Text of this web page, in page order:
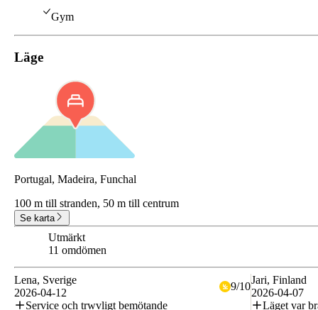
Gym
Läge
Portugal, Madeira, Funchal
100 m till stranden, 50 m till centrum
Se karta
Utmärkt
11 omdömen
Lena, Sverige
2026-04-12
9/10
Service och trwvligt bemötande
Jari, Finland
2026-04-07
Läget var